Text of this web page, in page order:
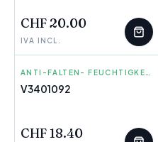
CHF 20.00
IVA INCL.
SKEYNDOR ANTI-FALTEN- FEUCHTIGKEITS CREMES
V3401092
CHF 18.40